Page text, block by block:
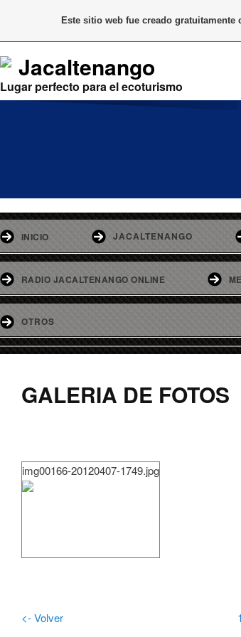
Jacaltenango
Lugar perfecto para el ecoturismo
INICIO JACALTENANGO
RADIO JACALTENANGO ONLINE
OTROS
GALERIA DE FOTOS
img00166-20120407-1749.jpg
<- Volver 1
Este sitio web fue creado gratuitamente